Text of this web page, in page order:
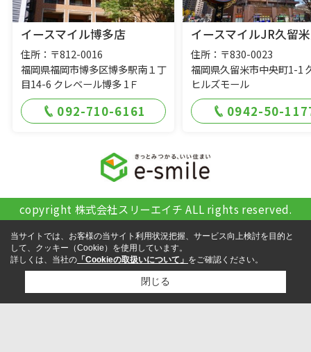
イースマイル博多店
住所：〒812-0016
福岡県福岡市博多区博多駅南１丁
目14-6 クレベール博多 1Ｆ
092-710-6161
イースマイルJR久留
住所：〒830-0023
福岡県久留米市中央町1-1
ヒルズモール
0942-50-
copyright 株式会社スリーエイチ ALL rights reserved.
当サイトでは、お客様の当サイト利用状況把握、サービス向上検討を目的と
して、クッキー（Cookie）を使用しています。
詳しくは、当社の 「Cookieの取扱いについて」 をご確認ください。
閉じる